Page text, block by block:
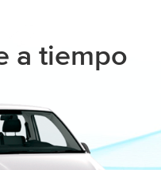
a tiempo